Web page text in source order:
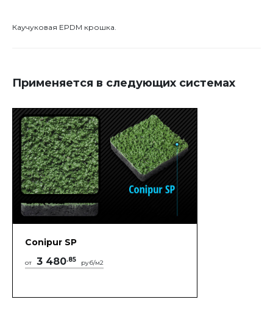
Каучуковая EPDM крошка.
Применяется в следующих системах
Conipur SP
от 3 480.85 руб/м2